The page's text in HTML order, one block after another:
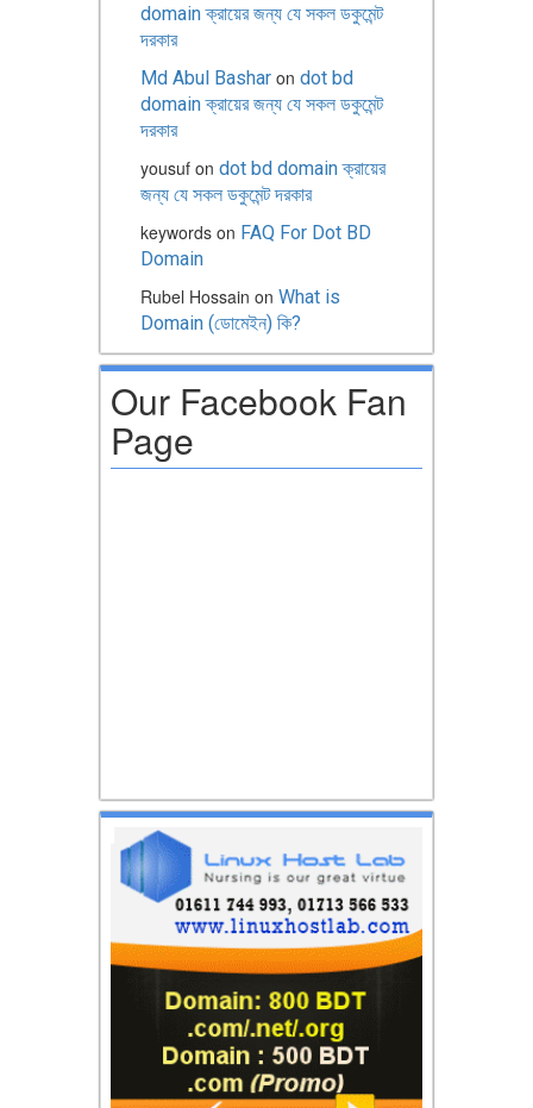
domain ক্রায়ের জন্য যে সকল ডকুমেন্ট
দরকার
Md Abul Bashar on dot bd
domain ক্রায়ের জন্য যে সকল ডকুমেন্ট
দরকার
yousuf on dot bd domain ক্রায়ের
জন্য যে সকল ডকুমেন্ট দরকার
keywords on FAQ For Dot BD
Domain
Rubel Hossain on What is
Domain (ডোমেইন) কি?
Our Facebook Fan
Page